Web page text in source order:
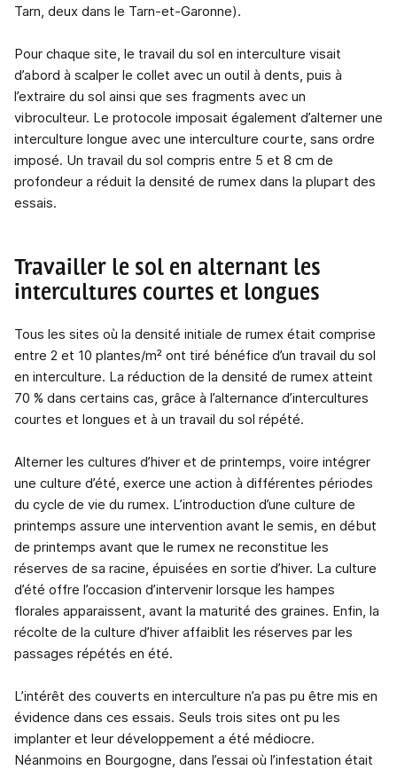
Tarn, deux dans le Tarn-et-Garonne).
Pour chaque site, le travail du sol en interculture visait
d’abord à scalper le collet avec un outil à dents, puis à
l’extraire du sol ainsi que ses fragments avec un
vibroculteur. Le protocole imposait également d’alterner une
interculture longue avec une interculture courte, sans ordre
imposé. Un travail du sol compris entre 5 et 8 cm de
profondeur a réduit la densité de rumex dans la plupart des
essais.
Travailler le sol en alternant les
intercultures courtes et longues
Tous les sites où la densité initiale de rumex était comprise
entre 2 et 10 plantes/m² ont tiré bénéfice d’un travail du sol
en interculture. La réduction de la densité de rumex atteint
70 % dans certains cas, grâce à l’alternance d’intercultures
courtes et longues et à un travail du sol répété.
Alterner les cultures d’hiver et de printemps, voire intégrer
une culture d’été, exerce une action à différentes périodes
du cycle de vie du rumex. L’introduction d’une culture de
printemps assure une intervention avant le semis, en début
de printemps avant que le rumex ne reconstitue les
réserves de sa racine, épuisées en sortie d’hiver. La culture
d’été offre l’occasion d’intervenir lorsque les hampes
florales apparaissent, avant la maturité des graines. Enfin, la
récolte de la culture d’hiver affaiblit les réserves par les
passages répétés en été.
L’intérêt des couverts en interculture n’a pas pu être mis en
évidence dans ces essais. Seuls trois sites ont pu les
implanter et leur développement a été médiocre.
Néanmoins en Bourgogne, dans l’essai où l’infestation était